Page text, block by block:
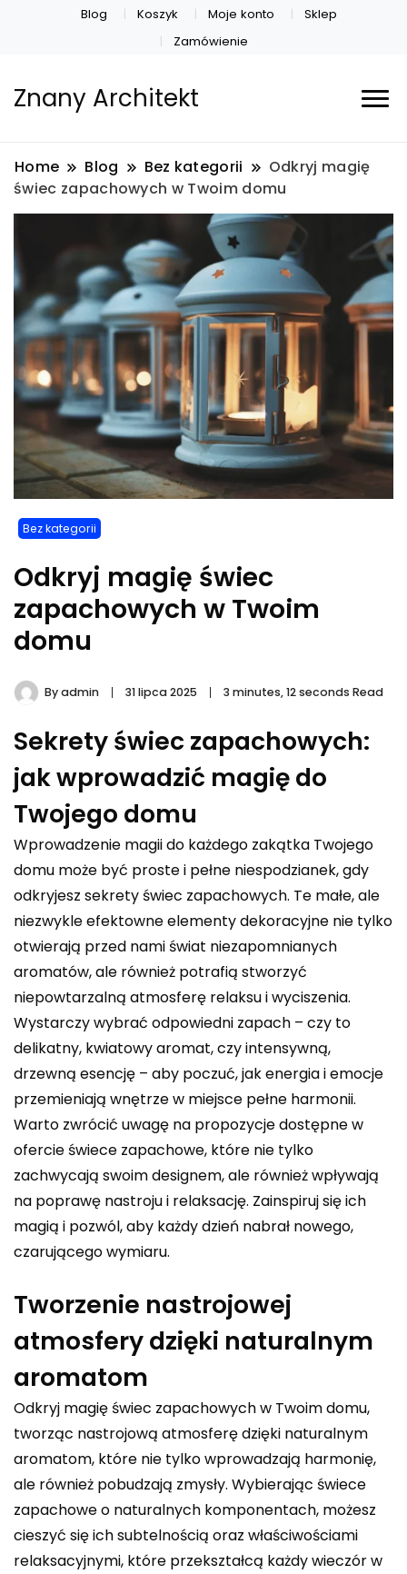
Blog Koszyk Moje konto
Sklep
Zamówienie
Znany Architekt
Home Blog Bez kategorii
Odkryj magię
świec zapachowych w Twoim domu
Bez kategorii
Odkryj magię świec
zapachowych w Twoim
domu
Byadmin 31 lipca 2025 3 minutes, 12 seconds Read
Sekrety świec zapachowych:
jak wprowadzić magię do
Twojego domu
Wprowadzenie magii do każdego zakątka Twojego
domu może być proste i pełne niespodzianek, gdy
odkryjesz sekrety świec zapachowych. Te małe, ale
niezwykle efektowne elementy dekoracyjne nie tylko
otwierają przed nami świat niezapomnianych
aromatów, ale również potrafią stworzyć
niepowtarzalną atmosferę relaksu i wyciszenia.
Wystarczy wybrać odpowiedni zapach – czy to
delikatny, kwiatowy aromat, czy intensywną,
drzewną esencję – aby poczuć, jak energia i emocje
przemieniają wnętrze w miejsce pełne harmonii.
Warto zwrócić uwagę na propozycje dostępne w
ofercieświece zapachowe, które nie tylko
zachwycają swoim designem, ale również wpływają
na poprawę nastroju i relaksację. Zainspiruj się ich
magią i pozwól, aby każdy dzień nabrał nowego,
czarującego wymiaru.
Tworzenie nastrojowej
atmosfery dzięki naturalnym
aromatom
Odkryj magię świec zapachowych w Twoim domu,
tworząc nastrojową atmosferę dzięki naturalnym
aromatom, które nie tylko wprowadzają harmonię,
ale również pobudzają zmysły. Wybierając świece
zapachowe o naturalnych komponentach, możesz
cieszyć się ich subtelnością oraz właściwościami
relaksacyjnymi, które przekształcą każdy wieczór w